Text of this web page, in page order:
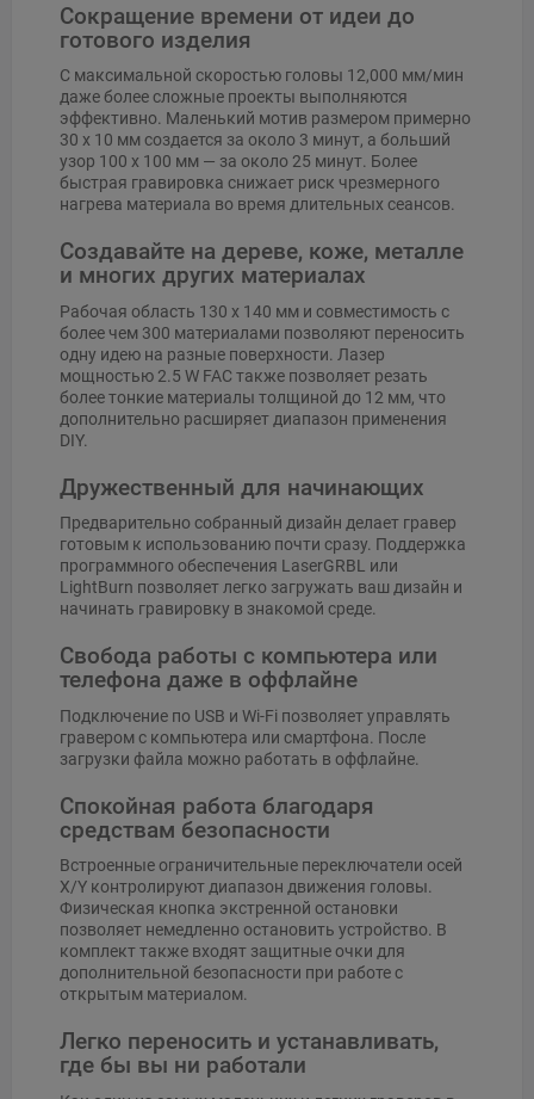
Сокращение времени от идеи до
готового изделия
С максимальной скоростью головы 12,000 мм/мин
даже более сложные проекты выполняются
эффективно. Маленький мотив размером примерно
30 x 10 мм создается за около 3 минут, а больший
узор 100 x 100 мм — за около 25 минут. Более
быстрая гравировка снижает риск чрезмерного
нагрева материала во время длительных сеансов.
Создавайте на дереве, коже, металле
и многих других материалах
Рабочая область 130 x 140 мм и совместимость с
более чем 300 материалами позволяют переносить
одну идею на разные поверхности. Лазер
мощностью 2.5 W FAC также позволяет резать
более тонкие материалы толщиной до 12 мм, что
дополнительно расширяет диапазон применения
DIY.
Дружественный для начинающих
Предварительно собранный дизайн делает гравер
готовым к использованию почти сразу. Поддержка
программного обеспечения LaserGRBL или
LightBurn позволяет легко загружать ваш дизайн и
начинать гравировку в знакомой среде.
Свобода работы с компьютера или
телефона даже в оффлайне
Подключение по USB и Wi-Fi позволяет управлять
гравером с компьютера или смартфона. После
загрузки файла можно работать в оффлайне.
Спокойная работа благодаря
средствам безопасности
Встроенные ограничительные переключатели осей
X/Y контролируют диапазон движения головы.
Физическая кнопка экстренной остановки
позволяет немедленно остановить устройство. В
комплект также входят защитные очки для
дополнительной безопасности при работе с
открытым материалом.
Легко переносить и устанавливать,
где бы вы ни работали